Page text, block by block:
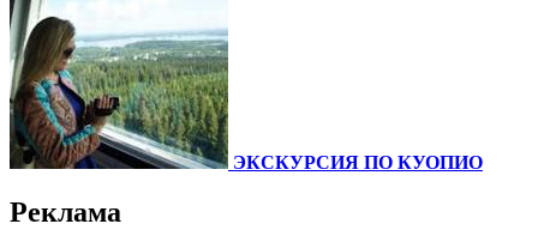
ЭКСКУРСИЯ ПО КУОПИО
Реклама